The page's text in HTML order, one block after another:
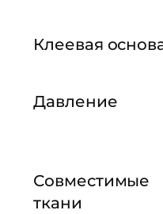
Клеевая
Давление
Совместимые
ткани